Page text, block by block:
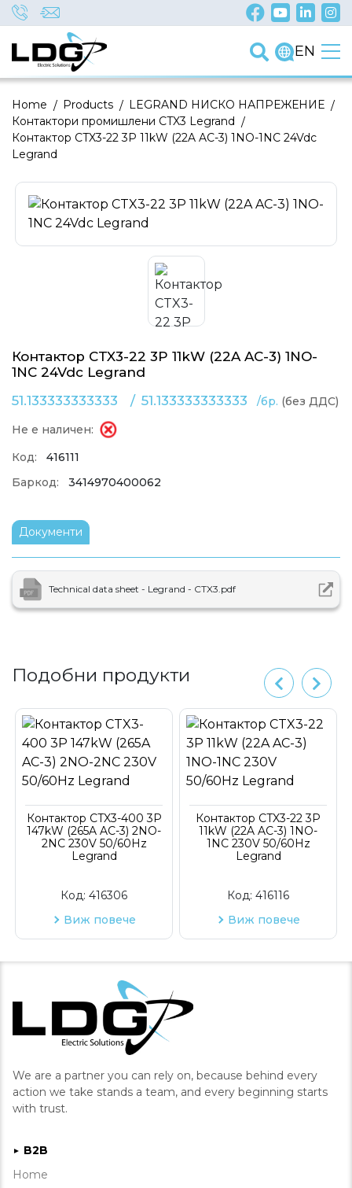
EN
/
Home /
Products /
LEGRAND НИСКО НАПРЕЖЕНИЕ
/
Контактори промишлени CTX3 Legrand
Контактор CTX3-22 3P 11kW (22A AC-3) 1NO-1NC 24Vdc
Legrand
Контактор CTX3-22 3P 11kW (22A AC-3) 1NO-
1NC 24Vdc Legrand
51.133333333333
/
51.133333333333 /бр. (без ДДС)
Не е наличен:
Код:
416111
Баркод:
3414970400062
Документи
Technical data sheet - Legrand - CTX3.pdf
Подобни продукти
Контактор CTX3-400 3P
147kW (265A AC-3) 2NO-
2NC 230V 50/60Hz
Legrand
Код: 416306
Виж повече
Контактор CTX3-22 3P
11kW (22A AC-3) 1NO-
1NC 230V 50/60Hz
Legrand
Код: 416116
Виж повече
We are a partner you can rely on, because behind every
action we take stands a team, and every beginning starts
with trust.
► B2B
Home